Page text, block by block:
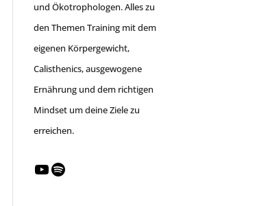
und Ökotrophologen. Alles zu
den Themen Training mit dem
eigenen Körpergewicht,
Calisthenics, ausgewogene
Ernährung und dem richtigen
Mindset um deine Ziele zu
erreichen.
YouTube